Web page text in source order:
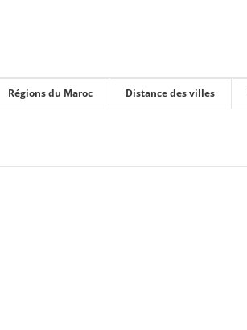
Régions du Maroc Distance des villes